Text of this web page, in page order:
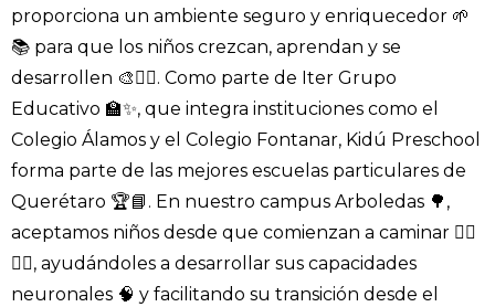
proporciona un ambiente seguro y enriquecedor 🌱
📚 para que los niños crezcan, aprendan y se
desarrollen 🎨🤸‍♂️. Como parte de Iter Grupo
Educativo 🏫✨, que integra instituciones como el
Colegio Álamos y el Colegio Fontanar, Kidú Preschool
forma parte de las mejores escuelas particulares de
Querétaro 🏆📘. En nuestro campus Arboledas 🌳,
aceptamos niños desde que comienzan a caminar 🚶‍♂️
🚶‍♀️, ayudándoles a desarrollar sus capacidades
neuronales 🧠 y facilitando su transición desde el